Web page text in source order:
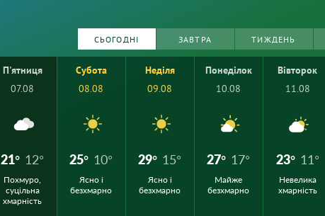
СЬОГОДНІ ЗАВТРА ТИЖДЕНЬ
П'ятниця
07.08
21° 12°
Похмуро,
суцільна
хмарність
Субота
08.08
25° 10°
Ясно і
безхмарно
Неділя
09.08
29° 15°
Ясно і
безхмарно
Понеділок
10.08
27° 17°
Майже
безхмарно
Вівторок
11.08
23° 11°
Невелика
хмарність